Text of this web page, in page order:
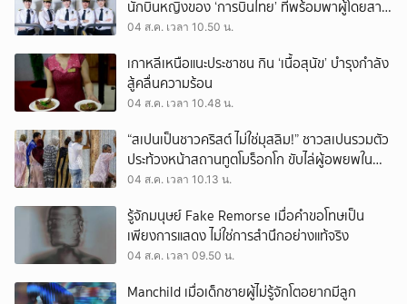
นักบินหญิงของ ‘การบินไทย’ ที่พร้อมพาผู้โดยสาร
บินไปทั่วโลก
04 ส.ค. เวลา 10.50 น.
เกาหลีเหนือแนะประชาชน กิน ‘เนื้อสุนัข’ บำรุงกำลัง
สู้คลื่นความร้อน
04 ส.ค. เวลา 10.48 น.
“สเปนเป็นชาวคริสต์ ไม่ใช่มุสลิม!” ชาวสเปนรวมตัว
ประท้วงหน้าสถานทูตโมร็อกโก ขับไล่ผู้อพยพใน
เมืองเซวตาออกนอกประเทศ
04 ส.ค. เวลา 10.13 น.
รู้จักมนุษย์ Fake Remorse เมื่อคำขอโทษเป็น
เพียงการแสดง ไม่ใช่การสำนึกอย่างแท้จริง
04 ส.ค. เวลา 09.50 น.
Manchild เมื่อเด็กชายผู้ไม่รู้จักโตอยากมีลูก